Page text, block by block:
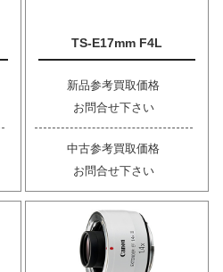
TS-E17mm F4L
新品参考買取価格
お問合せ下さい
中古参考買取価格
お問合せ下さい